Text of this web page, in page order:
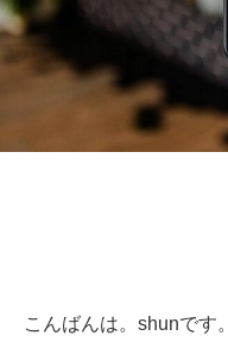
こんばんは。shunです。